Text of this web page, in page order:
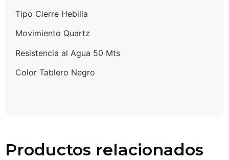
Tipo Cierre Hebilla
Movimiento Quartz
Resistencia al Agua 50 Mts
Color Tablero Negro
Productos relacionados